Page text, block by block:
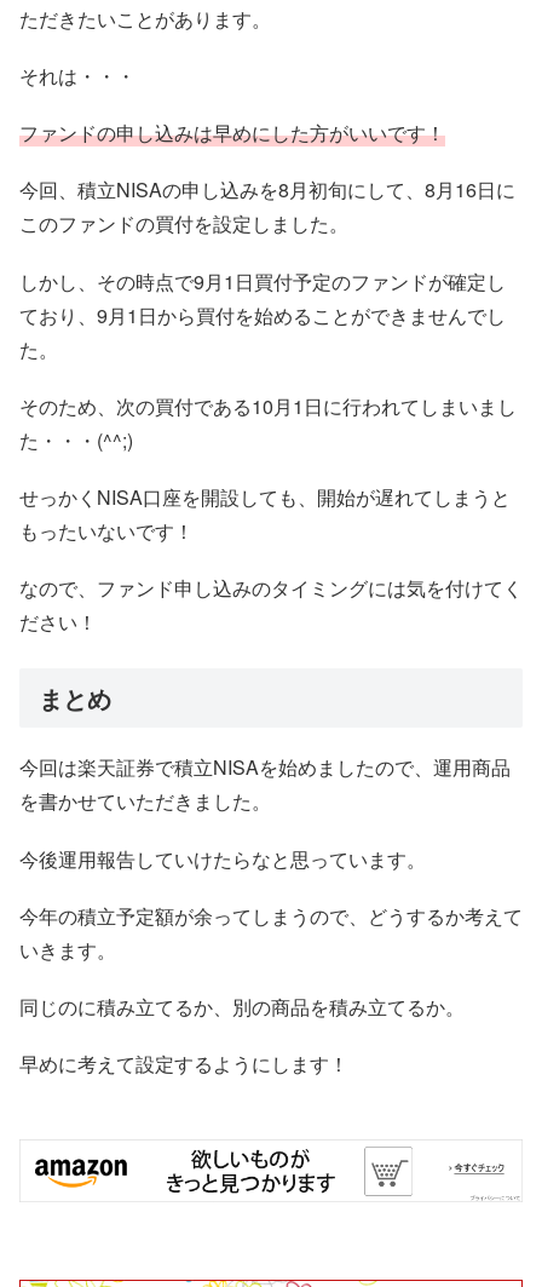
ただきたいことがあります。
それは・・・
ファンドの申し込みは早めにした方がいいです！
今回、積立NISAの申し込みを8月初旬にして、8月16日に
このファンドの買付を設定しました。
しかし、その時点で9月1日買付予定のファンドが確定し
ており、9月1日から買付を始めることができませんでし
た。
そのため、次の買付である10月1日に行われてしまいまし
た・・・(^^;)
せっかくNISA口座を開設しても、開始が遅れてしまうと
もったいないです！
なので、ファンド申し込みのタイミングには気を付けてく
ださい！
まとめ
今回は楽天証券で積立NISAを始めましたので、運用商品
を書かせていただきました。
今後運用報告していけたらなと思っています。
今年の積立予定額が余ってしまうので、どうするか考えて
いきます。
同じのに積み立てるか、別の商品を積み立てるか。
早めに考えて設定するようにします！